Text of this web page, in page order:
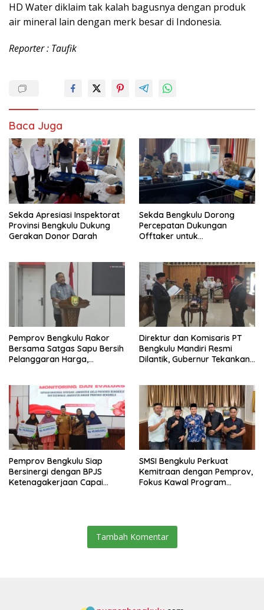
HD Water diklaim tak kalah bagusnya dengan produk
air mineral lain dengan merk besar di Indonesia.
Reporter : Taufik
Baca Juga
Sekda Apresiasi Inspektorat
Provinsi Bengkulu Dukung
Gerakan Donor Darah
Sekda Bengkulu Dorong
Percepatan Dukungan
Offtaker untuk
Pemprov Bengkulu Rakor
Bersama Satgas Sapu Bersih
Pelanggaran Harga,
Masih Jadi Sorotan
Direktur dan Komisaris PT
Bengkulu Mandiri Resmi
Dilantik, Gubernur Tekankan
Pemprov Bengkulu Siap
Bersinergi dengan BPJS
Ketenagakerjaan Capai
SMSI Bengkulu Perkuat
Kemitraan dengan Pemprov,
Fokus Kawal Program
Tambah Komentar